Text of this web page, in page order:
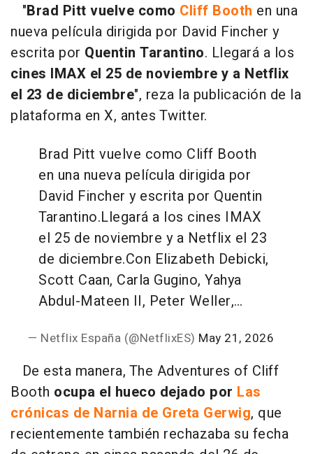
"Brad Pitt vuelve como Cliff Booth en una
nueva película dirigida por David Fincher y
escrita por Quentin Tarantino. Llegará a los
cines IMAX el 25 de noviembre y a Netflix
el 23 de diciembre", reza la publicación de la
plataforma en X, antes Twitter.
Brad Pitt vuelve como Cliff Booth
en una nueva película dirigida por
David Fincher y escrita por Quentin
Tarantino.Llegará a los cines IMAX
el 25 de noviembre y a Netflix el 23
de diciembre.Con Elizabeth Debicki,
Scott Caan, Carla Gugino, Yahya
Abdul-Mateen II, Peter Weller,…
— Netflix España (@NetflixES) May 21, 2026
De esta manera, The Adventures of Cliff
Booth ocupa el hueco dejado por Las
crónicas de Narnia de Greta Gerwig, que
recientemente también rechazaba su fecha